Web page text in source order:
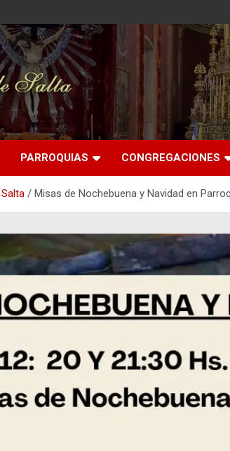
PARROQUIAS CONGREGACIONES
Misas de Nochebuena y Navidad en